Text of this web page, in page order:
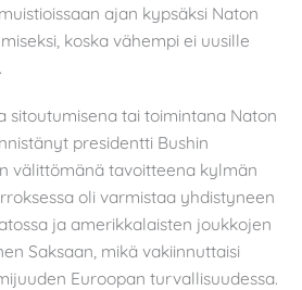
ajan kypsäksi Naton
koska vähempi ei uusille
sitoutumisena tai toimintana Naton
presidentti Bushin
välittömänä tavoitteena kylmän
oli varmistaa yhdistyneen
ja amerikkalaisten joukkojen
Saksaan, mikä vakiinnuttaisi
Euroopan turvallisuudessa.